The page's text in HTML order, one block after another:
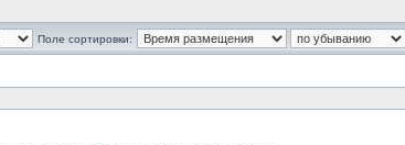
Поле сортировки: